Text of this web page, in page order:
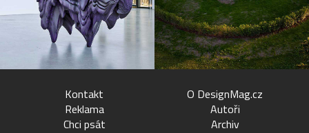
Kontakt
Reklama
Chci psát
O DesignMag.cz
Autoři
Archiv